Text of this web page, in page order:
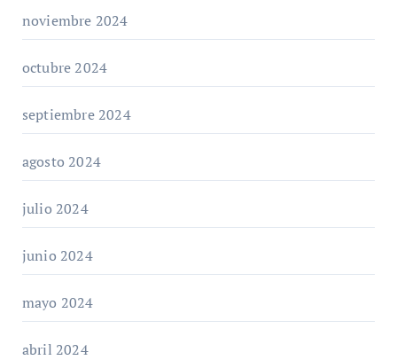
noviembre 2024
octubre 2024
septiembre 2024
agosto 2024
julio 2024
junio 2024
mayo 2024
abril 2024